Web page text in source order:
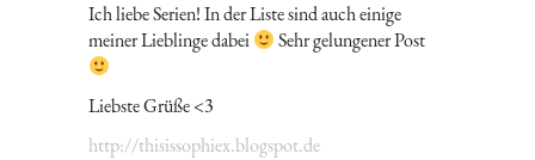
Ich liebe Serien! In der Liste sind auch einige
meiner Lieblinge dabei
Sehr gelungener Post
Liebste Grüße <3
http://thisissophiex.blogspot.de